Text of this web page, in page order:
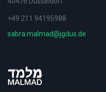
+49 211 94195988
sabra.malmad@jgdus.de